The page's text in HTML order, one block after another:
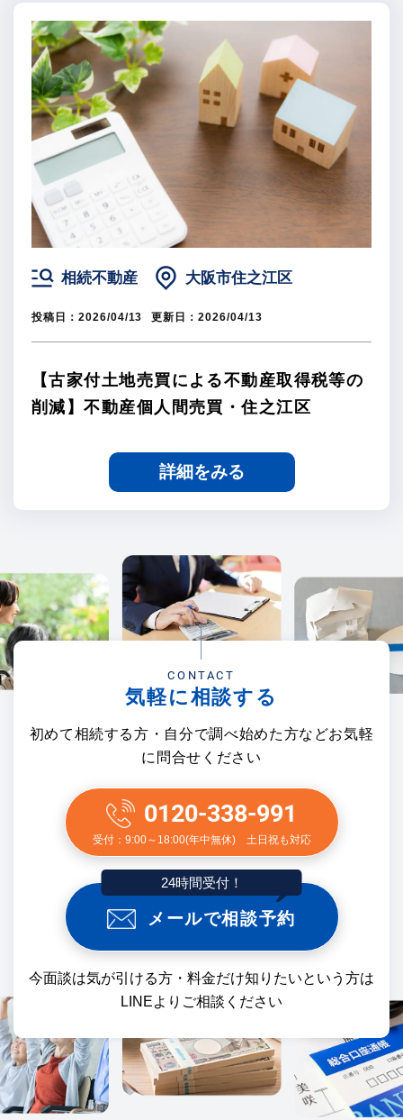
相続不動産 大阪市住之江区
投稿日： 2026/04/13 更新日：2026/04/13
【古家付土地売買による不動産取得税等の
削減】不動産個人間売買・住之江区
詳細をみる
CONTACT
気軽に相談する
初めて相続する方・自分で調べ始めた方などお気軽
に問合せください
0120-338-991
受付：9:00～18:00(年中無休) 土日祝も対応
24時間受付！
メールで相談予約
今面談は気が引ける方・料金だけ知りたいという方は
LINEよりご相談ください